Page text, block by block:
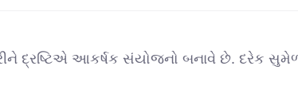
દ્રષ્ટિએ આકર્ષક સંયોજનો બનાવે છે. દરેક